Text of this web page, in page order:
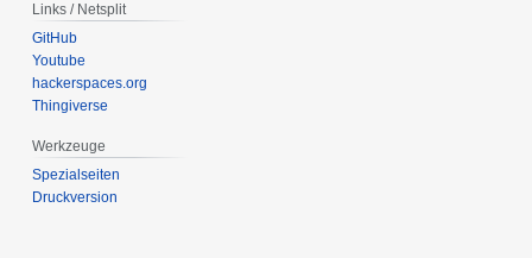
Links / Netsplit
GitHub
Youtube
hackerspaces.org
Thingiverse
Werkzeuge
Spezialseiten
Druckversion